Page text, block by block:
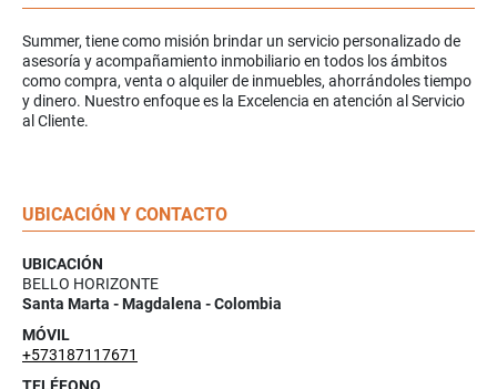
Summer, tiene como misión brindar un servicio personalizado de
asesoría y acompañamiento inmobiliario en todos los ámbitos
como compra, venta o alquiler de inmuebles, ahorrándoles tiempo
y dinero. Nuestro enfoque es la Excelencia en atención al Servicio
al Cliente.
UBICACIÓN Y CONTACTO
UBICACIÓN
BELLO HORIZONTE
Santa Marta - Magdalena - Colombia
MÓVIL
+573187117671